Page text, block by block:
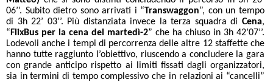
06’’. Subito dietro sono arrivati i “Transwaggon”, con un tempo
di 3h 22’ 03’’. Più distanziata invece la terza squadra di Cena,
“ FlixBus per la cena del martedì-2” che ha chiuso in 3h 42’07’’.
Lodevoli anche i tempi di percorrenza delle altre 12 staffette che
hanno tutte raggiunto l’obiettivo, riuscendo a concludere la gara
con grande anticipo rispetto ai limiti fissati dagli organizzatori,
sia in termini di tempo complessivo che in relazioni ai “cancelli”